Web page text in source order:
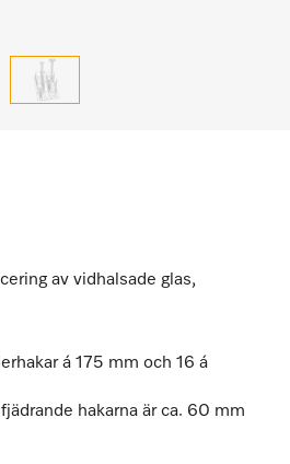
av vidhalsade glas,
á 175 mm och 16 á
hakarna är ca. 60 mm